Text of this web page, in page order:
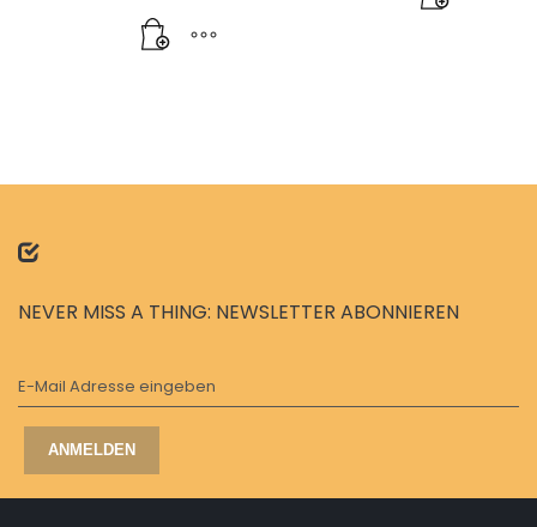
860.00 CHF
470.00 CHF.
NEVER MISS A THING: NEWSLETTER ABONNIEREN
E-Mail Adresse eingeben
ANMELDEN